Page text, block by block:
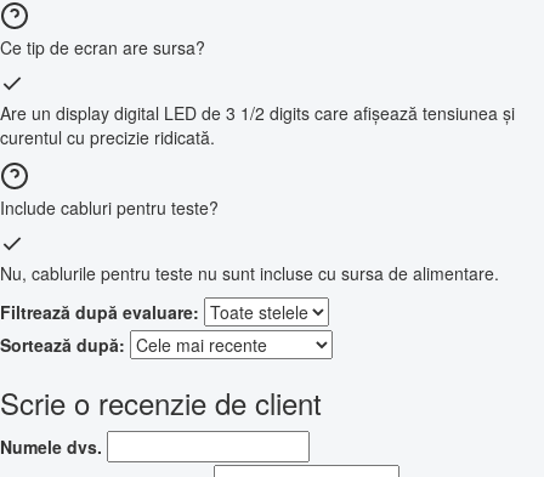
Ce tip de ecran are sursa?
Are un display digital LED de 3 1/2 digits care afișează tensiunea și
curentul cu precizie ridicată.
Include cabluri pentru teste?
Nu, cablurile pentru teste nu sunt incluse cu sursa de alimentare.
Filtrează după evaluare:
Sortează după:
Scrie o recenzie de client
Numele dvs.